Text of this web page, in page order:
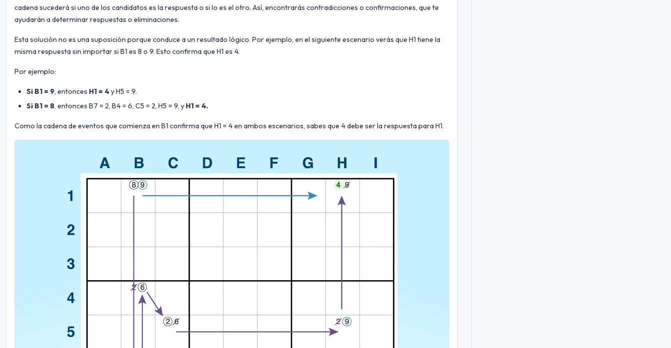
cadena sucederá si uno de los candidatos es la respuesta o si lo es el otro. Así, encontrarás contradicciones o confirmaciones, que te
ayudarán a determinar respuestas o eliminaciones.
Esta solución no es una suposición porque conduce a un resultado lógico. Por ejemplo, en el siguiente escenario verás que H1 tiene la
misma respuesta sin importar si B1 es 8 o 9. Esto confirma que H1 es 4.
Por ejemplo:
Si B1 = 9, entonces H1 = 4y H5 = 9.
Si B1 = 8, entonces B7 = 2, B4 = 6, C5 = 2, H5 = 9, y H1 = 4.
Como la cadena de eventos que comienza en B1 confirma que H1 = 4 en ambos escenarios, sabes que 4 debe ser la respuesta para H1.